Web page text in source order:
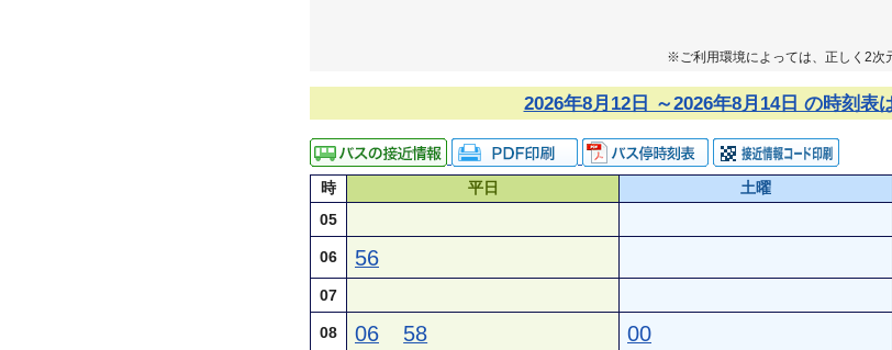
※ご利用環境によっては、正しく2次
2026年8月12日 ～2026年8月14日 の時刻表
時 平日 土曜
05
06 56
07
08 06 58 00